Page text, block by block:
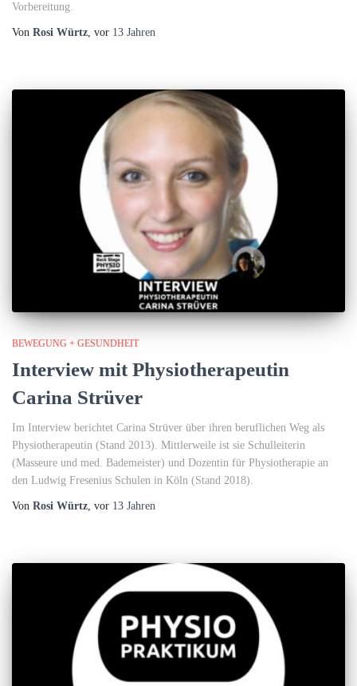
Vorbereitung.
Von Rosi Würtz, vor 13 Jahren
BEWEGUNG + GESUNDHEIT
Interview mit Physiotherapeutin
Carina Strüver
Im Interview berichtet Carina Strüver über ihren beruflichen Weg als
Physiotherapeutin (Stand 2013). Mittlerweile ist sie Schulleiterin
(Masseure und med. Bademeister) und Dozentin für Physiotherapie an
den Ludwig Fresenius Schulen in Köln (Stand 2018).
Von Rosi Würtz , vor 13 Jahren